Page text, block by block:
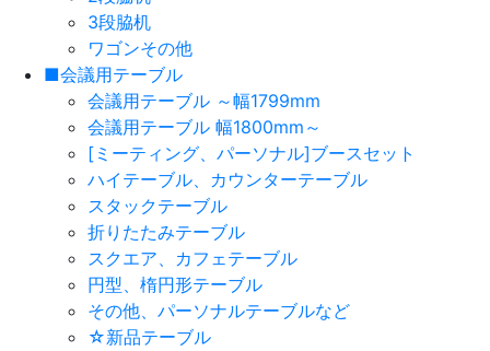
3段脇机
ワゴンその他
■会議用テーブル
会議用テーブル ～幅1799mm
会議用テーブル 幅1800mm～
[ミーティング、パーソナル]ブースセット
ハイテーブル、カウンターテーブル
スタックテーブル
折りたたみテーブル
スクエア、カフェテーブル
円型、楕円形テーブル
その他、パーソナルテーブルなど
☆新品テーブル